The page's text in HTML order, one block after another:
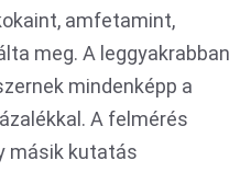
amfetamint,
meg. A leggyakrabban
mindenképp a
A felmérés
másik kutatás